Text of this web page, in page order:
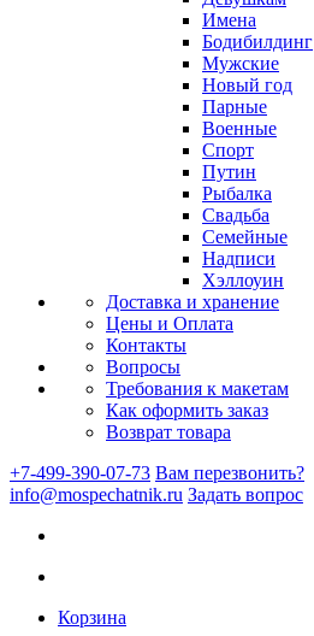
Имена
Бодибилдинг
Мужские
Новый год
Парные
Военные
Спорт
Путин
Рыбалка
Свадьба
Семейные
Надписи
Хэллоуин
Доставка и хранение
Цены и Оплата
Контакты
Вопросы
Требования к макетам
Как оформить заказ
Возврат товара
+7-499-390-07-73 Вам перезвонить?
info@mospechatnik.ru Задать вопрос
Корзина